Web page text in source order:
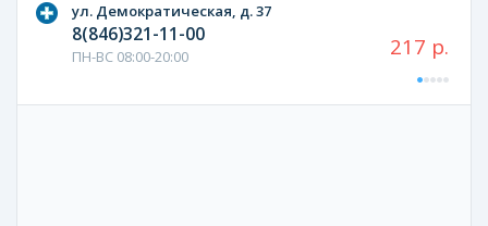
ул. Демократическая, д. 37
8(846)321-11-00
ПН-ВС 08:00-20:00 217 р.